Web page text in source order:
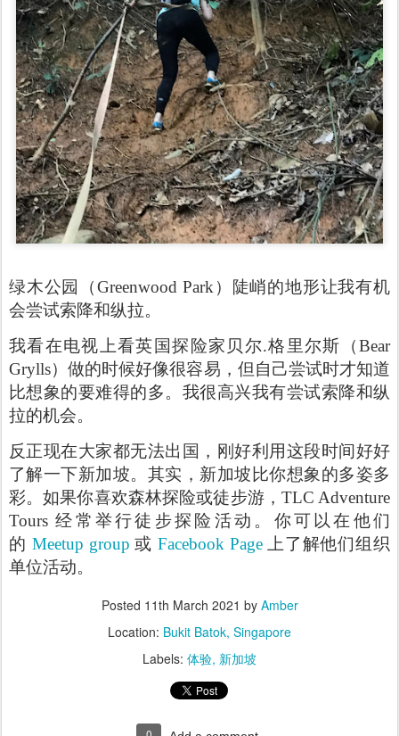
绿木公园（Greenwood Park）陡峭的地形让我有机
会尝试索降和纵拉。
我看在电视上看英国探险家贝尔.格里尔斯（Bear
Grylls）做的时候好像很容易，但自己尝试时才知道
比想象的要难得的多。我很高兴我有尝试索降和纵
拉的机会。
反正现在大家都无法出国，刚好利用这段时间好好
了解一下新加坡。其实，新加坡比你想象的多姿多
彩。如果你喜欢森林探险或徒步游，TLC Adventure
Tours 经常举行徒步探险活动。你可以在他们
的 Meetup group 或Facebook Page
上了解他们组织
单位活动。
Posted 11th March 2021 by Amber
Location: Bukit Batok, Singapore
Labels: 体验 新加坡